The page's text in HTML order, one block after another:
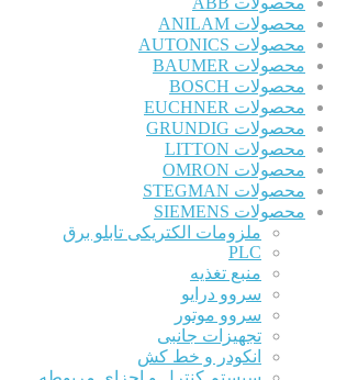
محصولات ANILAM
محصولات AUTONICS
محصولات BAUMER
محصولات BOSCH
محصولات EUCHNER
محصولات GRUNDIG
محصولات LITTON
محصولات OMRON
محصولات STEGMAN
محصولات SIEMENS
ملزومات الکتریکی تابلو برق
PLC
منبع تغذیه
سروو درایو
سروو موتور
تجهیزات جانبی
انکودر و خط کش